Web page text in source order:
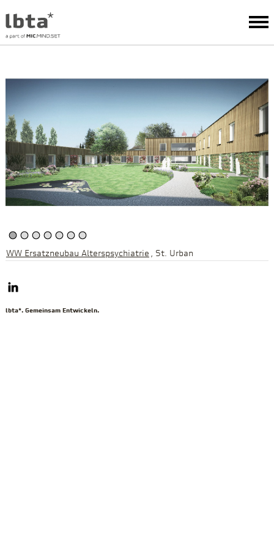
WW Ersatzneubau Alterspsychiatrie St. Urban
lbta*. Gemeinsam Entwickeln.